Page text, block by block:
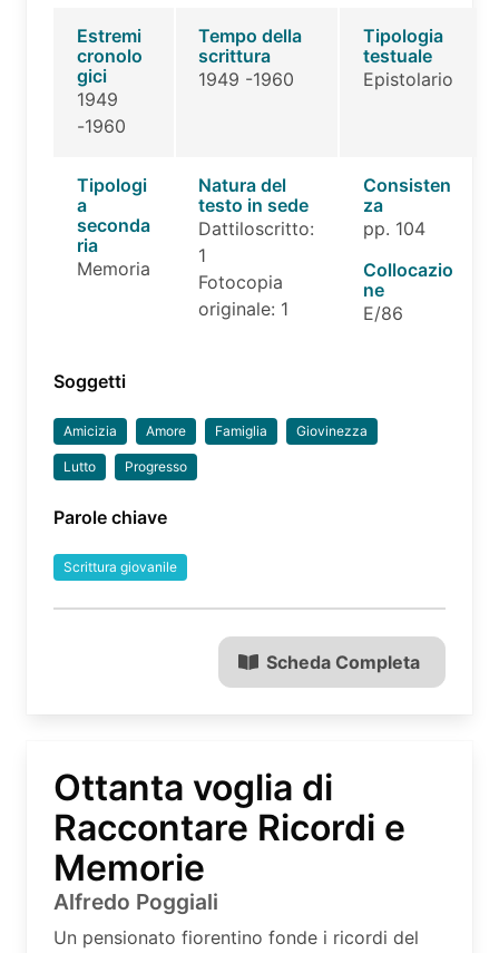
Estremi
cronolo
gici
1949
-1960
Tempo della
scrittura
1949 -1960
Tipologia
testuale
Epistolario
Tipologi
a
seconda
ria
Memoria
Natura del
testo in sede
Dattiloscritto:
1
Fotocopia
originale: 1
Consisten
za
pp. 104
Collocazio
ne
E/86
Soggetti
Amicizia Amore Famiglia Giovinezza
Lutto Progresso
Parole chiave
Scrittura giovanile
Scheda Completa
Ottanta voglia di
Raccontare Ricordi e
Memorie
Alfredo Poggiali
Un pensionato fiorentino fonde i ricordi del